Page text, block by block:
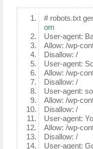
# robots.txt
om
User-agent:
Allow: /wp-
Disallow: /
User-agent:
Allow: /wp-
Disallow: /
User-agent:
Allow: /wp-
Disallow: /
User-agent:
Allow: /wp-
Disallow: /
User-agent: